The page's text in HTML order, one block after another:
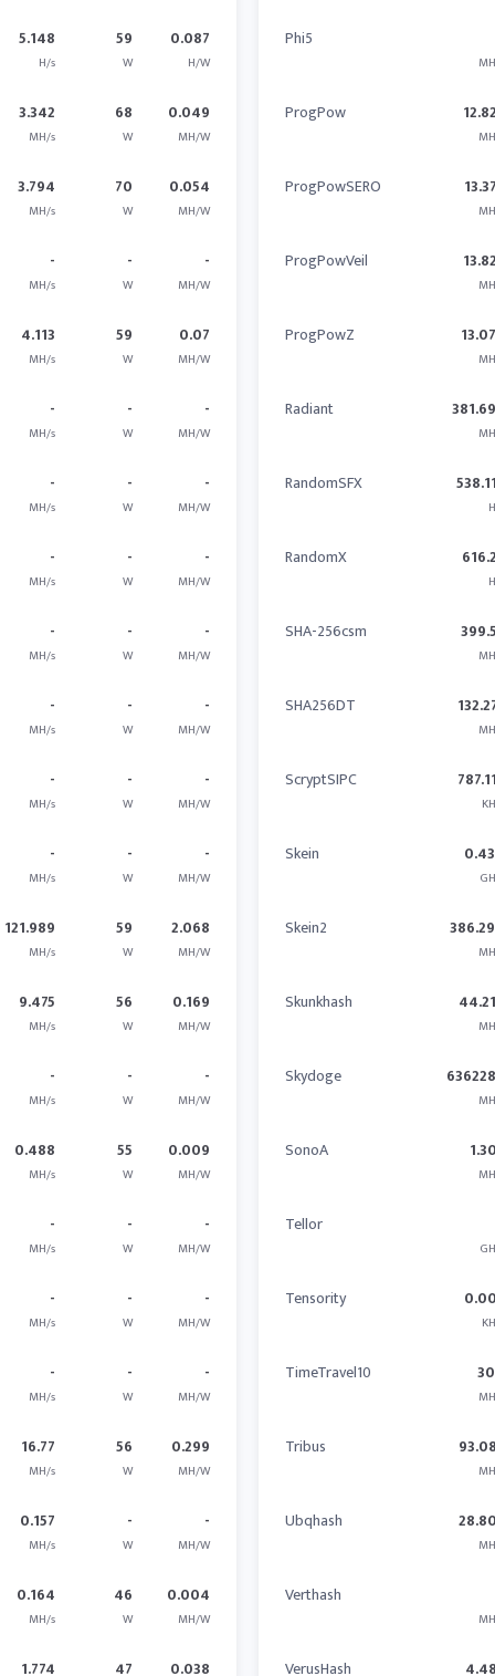
5.148
H/s
59
W
0.087
H/W
3.342
MH/s
68
W
0.049
MH/W
3.794
MH/s
70
W
0.054
MH/W
-
MH/s
-
W
-
MH/W
4.113
MH/s
59
W
0.07
MH/W
-
MH/s
-
W
-
MH/W
-
MH/s
-
W
-
MH/W
-
MH/s
-
W
-
MH/W
-
MH/s
-
W
-
MH/W
-
MH/s
-
W
-
MH/W
-
MH/s
-
W
-
MH/W
-
MH/s
-
W
-
MH/W
121.989
MH/s
59
W
2.068
MH/W
9.475
MH/s
56
W
0.169
MH/W
-
MH/s
-
W
-
MH/W
0.488
MH/s
55
W
0.009
MH/W
-
MH/s
-
W
-
MH/W
-
MH/s
-
W
-
MH/W
-
MH/s
-
W
-
MH/W
16.77
MH/s
56
W
0.299
MH/W
0.157
MH/s
-
W
-
MH/W
0.164
MH/s
46
W
0.004
MH/W
1.774 47 0.038
Phi5
ProgPow
ProgPowSERO
ProgPowVeil
ProgPowZ
Radiant
RandomSFX
RandomX
SHA-256csm
SHA256DT
ScryptSIPC
Skein
Skein2
Skunkhash
Skydoge
SonoA
Tellor
Tensority
TimeTravel10
Tribus
Ubqhash
Verthash
VerusHash